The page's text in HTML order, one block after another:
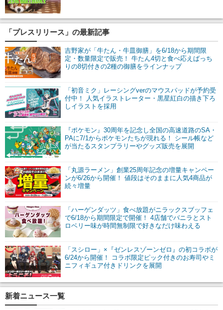
「プレスリリース」の最新記事
吉野家が「牛たん・牛皿御膳」を6/18から期間限
定・数量限定で販売！ 牛たん4切と食べ応えばっち
りの8切付きの2種の御膳をラインナップ
「初音ミク」レーシングverのマウスパッドが予約受
付中！ 人気イラストレーター・黒星紅白の描き下ろ
しイラストを採用
『ポケモン』30周年を記念し全国の高速道路のSA・
PAに7/1からポケモンたちが現れる！ シール帳など
が当たるスタンプラリーやグッズ販売を展開
「丸源ラーメン」創業25周年記念の増量キャンペー
ンが6/26から開催！ 値段はそのままに人気4商品が
続々増量
「ハーゲンダッツ」食べ放題がニラックスブッフェ
で6/18から期間限定で開催！ 4店舗でバニラとスト
ロベリー味が時間無制限で好きなだけ味わえる
「スシロー」×『ゼンレスゾーンゼロ』の初コラボが
6/24から開催！ コラボ限定ピック付きのお寿司やミ
ニフィギュア付きドリンクを展開
新着ニュース一覧